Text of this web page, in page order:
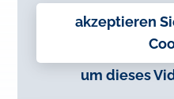
akzeptieren
um dieses